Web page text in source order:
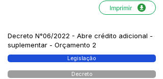
Imprimir
Decreto N°06/2022 - Abre crédito adicional -
suplementar - Orçamento 2
Legislação
Decreto